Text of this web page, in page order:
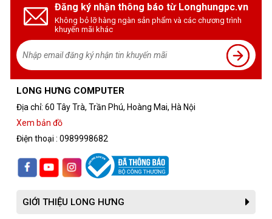
Đăng ký nhận thông báo từ Longhungpc.vn
Không bỏ lỡ hàng ngàn sản phẩm và các chương trình
khuyến mãi khác
LONG HƯNG COMPUTER
Địa chỉ: 60 Tây Trà, Trần Phú, Hoàng Mai, Hà Nội
Xem bản đồ
Điện thoại : 0989998682
GIỚI THIỆU LONG HƯNG